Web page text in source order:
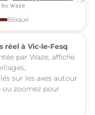
Bloqué
à Vic-le-Fesq
par Waze, affiche
sur les axes autour
ou zoomez pour